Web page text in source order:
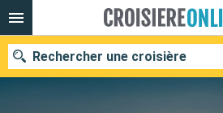
Rechercher une croisière